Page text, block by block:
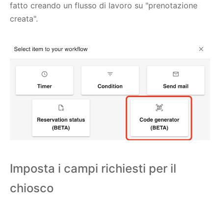
fatto creando un flusso di lavoro su "prenotazione
creata".
Imposta i campi richiesti per il
chiosco